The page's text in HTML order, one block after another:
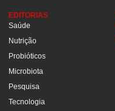
EDITORIAS
Saúde
Nutrição
Probióticos
Microbiota
Pesquisa
Tecnologia